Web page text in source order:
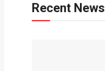
Recent News